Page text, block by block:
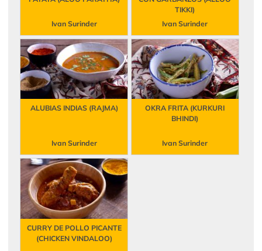
Ivan Surinder
TIKKI)
Ivan Surinder
ALUBIAS INDIAS (RAJMA)
Ivan Surinder
OKRA FRITA (KURKURI
BHINDI)
Ivan Surinder
CURRY DE POLLO PICANTE
(CHICKEN VINDALOO)